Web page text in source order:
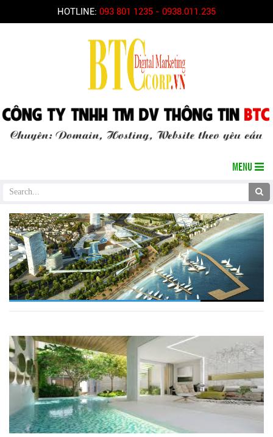
HOTLINE: 093 801 1235 - 0938.011.235
MENU